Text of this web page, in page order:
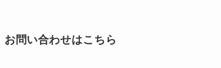
お問い合わせはこちら